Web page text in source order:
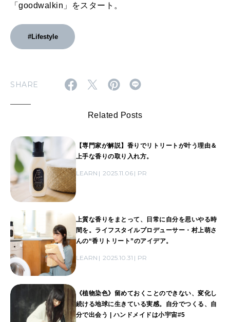
「goodwalkin」をスタート。
#Lifestyle
SHARE
Related Posts
【専門家が解説】香りでリトリートが叶う理由＆
上手な香りの取り入れ方。
LEARN 2025.11.06 PR
上質な香りをまとって、日常に自分を思いやる時
間を。ライフスタイルプロデューサー・村上萌さ
んの“香リトリート”のアイデア。
LEARN 2025.10.31 PR
《植物染色》留めておくことのできない、変化し
続ける地球に生きている実感。自分でつくる、自
分で出会う | ハンドメイドは小宇宙#5